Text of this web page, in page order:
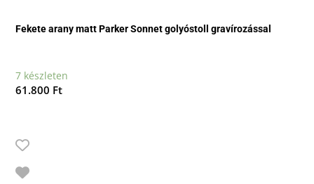
Fekete arany matt Parker Sonnet golyóstoll gravírozással
7 készleten
61.800 Ft